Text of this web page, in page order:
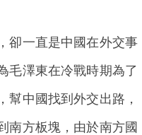
卻一直是中國在外交事
毛澤東在冷戰時期為了
幫中國找到外交出路，
南方板塊，由於南方國